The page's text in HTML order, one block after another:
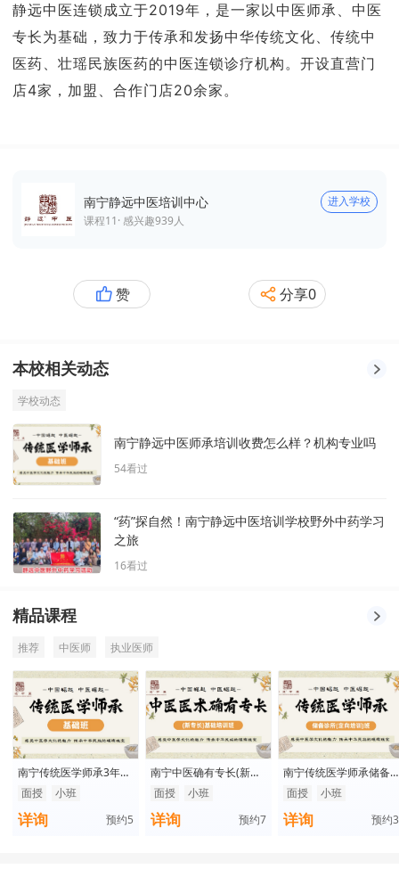
静远中医连锁成立于2019年，是一家以中医师承、中医
专长为基础，致力于传承和发扬中华传统文化、传统中
医药、壮瑶民族医药的中医连锁诊疗机构。开设直营门
店4家，加盟、合作门店20余家。
南宁静远中医培训中心
进入学校
课程11· 感兴趣939人
赞 分享0
本校相关动态
学校动态
南宁静远中医师承培训收费怎么样？机构专业吗
54看过
“药”探自然！南宁静远中医培训学校野外中药学习
之旅
16看过
精品课程
推荐 中医师 执业医师
南宁传统医学师承3年制
基础班
面授 小班
详询 预约5
南宁中医确有专长(新专
长)基础班
面授 小班
详询 预约7
南宁传统医学师承储备
诊所(定向培训)班
面授 小班
详询 预约3